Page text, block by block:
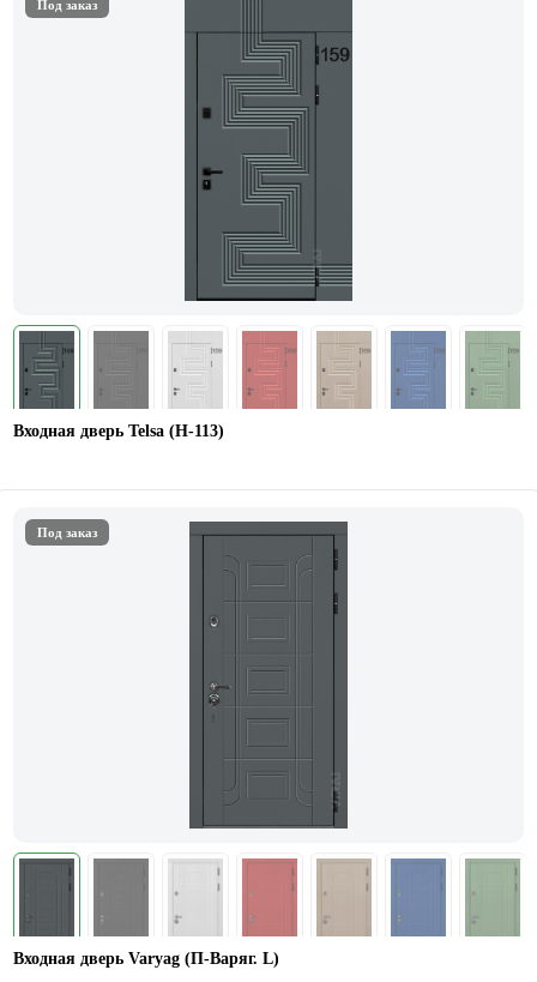
Под заказ
Входная дверь Telsa (Н-113)
Под заказ
Входная дверь Varyag (П-Варяг. L)